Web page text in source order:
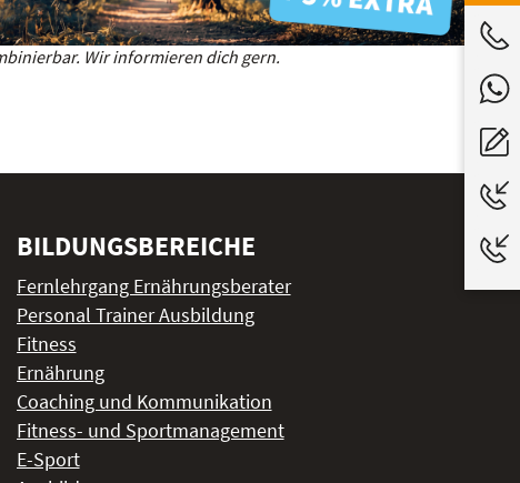
Wir informieren dich gern.
BILDUNGSBEREICHE
Fernlehrgang Ernährungsberater
Personal Trainer Ausbildung
Fitness
Ernährung
Coaching und Kommunikation
Fitness- und Sportmanagement
E-Sport